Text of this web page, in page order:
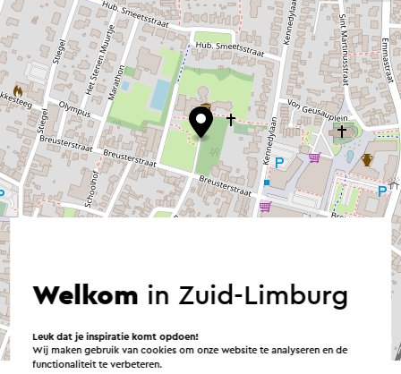
→ Plan je route
Welkom in Zuid-Limburg
Leuk dat je inspiratie komt opdoen!
Wij maken gebruik van cookies om onze website te analyseren en de
functionaliteit te verbeteren.